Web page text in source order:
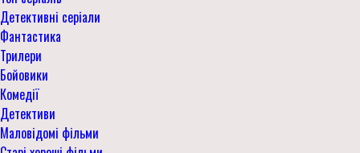
Детективні серіали
Фантастика
Трилери
Бойовики
Комедії
Детективи
Маловідомі фільми